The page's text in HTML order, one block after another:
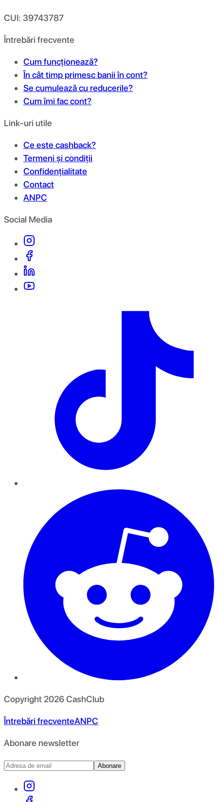
CUI: 39743787
Întrebări frecvente
Cum funcționează?
În cât timp primesc banii în cont?
Se cumulează cu reducerile?
Cum îmi fac cont?
Link-uri utile
Ce este cashback?
Termeni și condiții
Confidențialitate
Contact
ANPC
Social Media
Copyright 2026CashClub
Întrebări frecventeANPC
Abonare newsletter
Abonare